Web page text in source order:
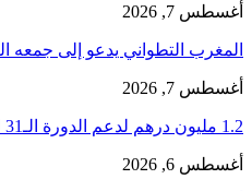
أغسطس 7, 2026
المغرب التطواني يدعو إلى
أغسطس 7, 2026
1.2 مليون درهم لدعم الدورة الـ31 لمهرجان تطوان لسينما البحر…
أغسطس 6, 2026